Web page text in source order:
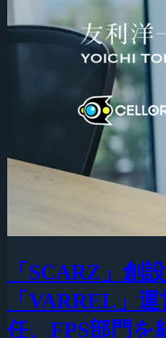
「SCARZ」創
「VARREL」
任、FPS部門を